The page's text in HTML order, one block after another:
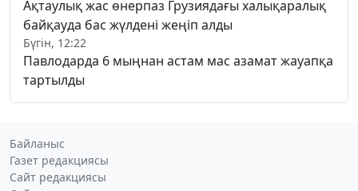
Ақтаулық жас өнерпаз Грузиядағы халықаралық
байқауда бас жүлдені жеңіп алды
Бүгін, 12:22
Павлодарда 6 мыңнан астам мас азамат жауапқа
тартылды
Байланыс
Газет редакциясы
Сайт редакциясы